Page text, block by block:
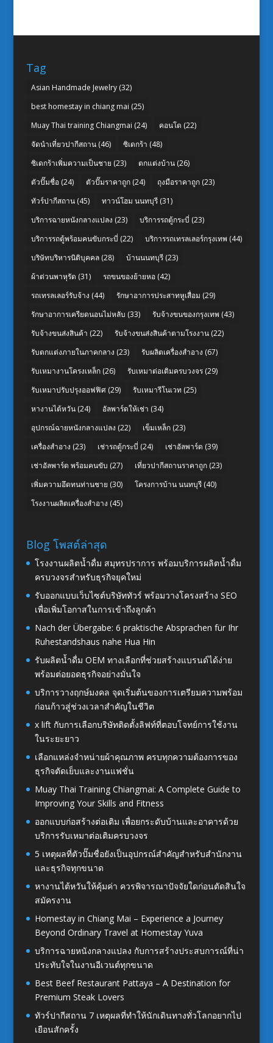
Tag
Asian Handmade Jewelry(32)
best homestay in chiang mai (25)
Muay Thai training Chiangmai (24) คอนโด (22)
จัดนำเที่ยวปากีสถาน(46) ซิเดกร้า (48)
ซิเดกร้าเพิ่มความเป็นชาย (23) ตกแต่งบ้าน(26)
ตัวปั๊มชื่อ(24) ตัวปั๊มราคาถูก(24) ถุงมือราคาถูก(23)
ทัวร์ปากีสถาน(45) ทาวน์โฮม นนทบุรี(31)
บริการฉายหนังกลางแปลง (23) บริการรถตู้กระบี่ (23)
บริการรถตู้พร้อมคนขับกระบี่ (22) บริการรถเทรลเลอร์กรุงเทพ (44)
บริษัทบริหารนิติบุคคล(28) บ้านนนทบุรี(23)
ผ้าต่วนพาหุรัด (31) รถขนของย้ายหอ(42)
รถเทรลเลอร์รับจ้าง (44) รักษาอาการประสาทหูเสื่อม (29)
รักษาอาการเครียดนอนไม่หลับ (33) รับจ้างขนของกรุงเทพ (43)
รับจ้างขนส่งสินค้า (22) รับจ้างขนส่งสินค้าตามโรงงาน(22)
รับตกแต่งภายในภาคกลาง (23) รับผลิตเครื่องสำอาง (67)
รับเหมางานโครงเหล็ก(26) รับเหมาต่อเติมครบวงจร(29)
รับเหมาปรับปรุงออฟฟิศ(29) รับเหมารีโนเวท (25)
หางานไต้หวัน(24) อัลพาร์ดให้เช่า (34)
อุปกรณ์ฉายหนังกลางแปลง (22) เข็มเหล็ก(23)
เครื่องสำอาง (23) เช่ารถตู้กระบี่ (24) เช่าอัลพาร์ด (39)
เช่าอัลพาร์ด พร้อมคนขับ (27) เที่ยวปากีสถานราคาถูก(23)
เพิ่มความอึดทนท่านชาย (30) โครงการบ้าน นนทบุรี(40)
โรงงานผลิตเครื่องสำอาง (45)
Blog โพสต์ล่าสุด
โรงงานผลิตน้ำดื่ม สมุทรปราการ พร้อมบริการผลิตน้ำดื่ม
ครบวงจรสำหรับธุรกิจยุคใหม่
รับออกแบบเว็บไซต์บริษัททัวร์ พร้อมวางโครงสร้าง SEO
เพื่อเพิ่มโอกาสในการเข้าถึงลูกค้า
Nach der Übergabe: 6 praktische Absprachen für Ihr
Ruhestandshaus nahe Hua Hin
รับผลิตน้ำดื่ม OEM ทางเลือกที่ช่วยสร้างแบรนด์ได้ง่าย
พร้อมต่อยอดธุรกิจอย่างมั่นใจ
บริการวางฤกษ์มงคล จุดเริ่มต้นของการเตรียมความพร้อม
ก่อนก้าวสู่ช่วงเวลาสำคัญในชีวิต
x lift กับการเลือกบริษัทติดตั้งลิฟท์ที่ตอบโจทย์การใช้งาน
ในระยะยาว
เลือกแหล่งจำหน่ายผ้าคุณภาพ ครบทุกความต้องการของ
ธุรกิจตัดเย็บและงานแฟชั่น
Muay Thai Training Chiangmai: A Complete Guide to
Improving Your Skills and Fitness
ออกแบบก่อสร้างต่อเติม เพื่อยกระดับบ้านและอาคารด้วย
บริการรับเหมาต่อเติมครบวงจร
5 เหตุผลที่ตัวปั๊มชื่อยังเป็นอุปกรณ์สำคัญสำหรับสำนักงาน
และธุรกิจทุกขนาด
หางานไต้หวันให้คุ้มค่า ควรพิจารณาปัจจัยใดก่อนตัดสินใจ
สมัครงาน
Homestay in Chiang Mai – Experience a Journey
Beyond Ordinary Travel at Homestay Yuva
บริการฉายหนังกลางแปลง กับการสร้างประสบการณ์ที่น่า
ประทับใจในงานอีเวนต์ทุกขนาด
Best Beef Restaurant Pattaya – A Destination for
Premium Steak Lovers
ทัวร์ปากีสถาน 7 เหตุผลที่ทำให้นักเดินทางทั่วโลกอยากไป
เยือนสักครั้ง